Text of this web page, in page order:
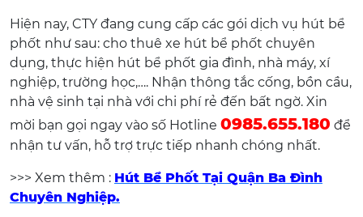
Hiện nay, CTY đang cung cấp các gói dịch vụ hút bể
phốt như sau: cho thuê xe hút bể phốt chuyên
dụng, thực hiện hút bể phốt gia đình, nhà máy, xí
nghiệp, trường học,…. Nhận thông tắc cống, bồn cầu,
nhà vệ sinh tại nhà với chi phí rẻ đến bất ngờ. Xin
mời bạn gọi ngay vào số Hotline 0985.655.180 để
nhận tư vấn, hỗ trợ trực tiếp nhanh chóng nhất.
>>> Xem thêm : Hút Bể Phốt Tại Quận Ba Đình
Chuyên Nghiệp.